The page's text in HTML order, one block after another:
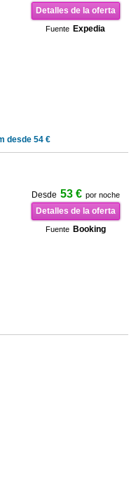
Detalles de la oferta
Fuente Expedia
desde 54 €
Desde 53 € por noche
Detalles de la oferta
Fuente Booking